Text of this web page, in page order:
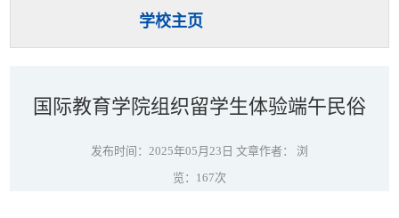
学校主页
国际教育学院组织留学生体验端午民俗
发布时间：2025年05月23日 文章作者： 浏
览： 167次